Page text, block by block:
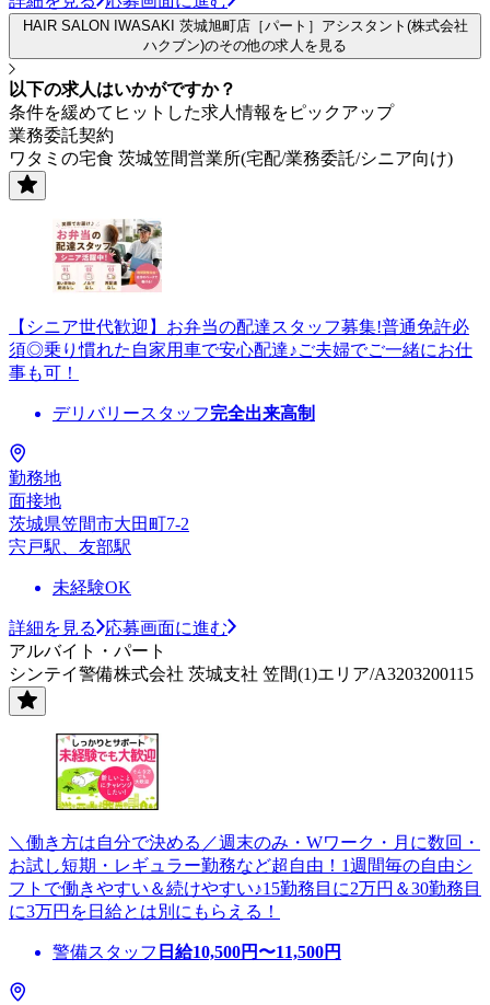
HAIR SALON IWASAKI 茨城旭町店［パート］アシスタント(株式会社
ハクブン)のその他の求人を見る
以下の求人はいかがですか？
条件を緩めてヒットした求人情報をピックアップ
業務委託契約
ワタミの宅食 茨城笠間営業所(宅配/業務委託/シニア向け)
【シニア世代歓迎】お弁当の配達スタッフ募集!普通免許必
須◎乗り慣れた自家用車で安心配達♪ご夫婦でご一緒にお仕
事も可！
デリバリースタッフ完全出来高制
勤務地
面接地
茨城県笠間市大田町7-2
宍戸駅、友部駅
未経験OK
詳細を見る
応募画面に進む
アルバイト・パート
シンテイ警備株式会社 茨城支社 笠間(1)エリア/A3203200115
＼働き方は自分で決める／週末のみ・Wワーク・月に数回・
お試し短期・レギュラー勤務など超自由！1週間毎の自由シ
フトで働きやすい＆続けやすい♪15勤務目に2万円＆30勤務目
に3万円を日給とは別にもらえる！
警備スタッフ 日給10,500円〜11,500円